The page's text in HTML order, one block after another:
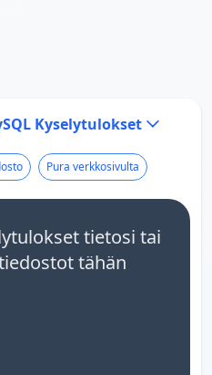
Kyselytulokset
Pura verkkosivulta
tietosi tai
tähän